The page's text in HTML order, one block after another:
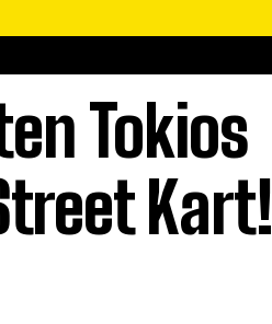
Tokios
Kart!